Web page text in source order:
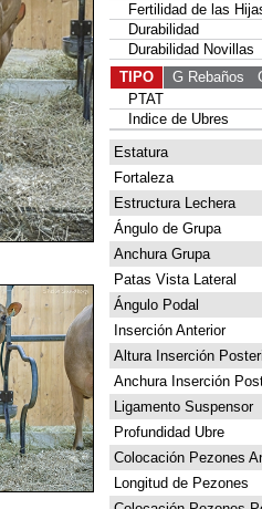
Fertilidad de las
Durabilidad
Durabilidad Novillas
TIPO
G Rebaños
PTAT
Indice de Ubres
Estatura
Fortaleza
Estructura Lechera
Ángulo de Grupa
Anchura Grupa
Patas Vista Lateral
Ángulo Podal
Inserción Anterior
Altura Inserción
Anchura Inserción
Ligamento Suspensor
Profundidad Ubre
Colocación Pezones
Longitud de Pezones